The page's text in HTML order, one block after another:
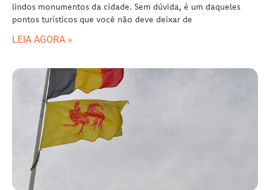
lindos monumentos da cidade. Sem dúvida, é um daqueles
pontos turísticos que você não deve deixar de
LEIA AGORA »